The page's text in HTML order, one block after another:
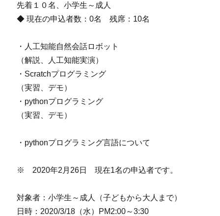
先着１０名、小学生～成人
◆ 現在の申込者数：0名 残席：10名
・人工知能自然会話ロボット
（解説、人工知能実演）
・Scratchプログラミング
（実習、デモ）
・pythonプログラミング
（実習、デモ）
・pythonプログラミング言語について
※ 2020年2月26日 現在1名の申込者です。
対象者：小学生～成人（子どもから大人まで）
日時：2020/3/18（水）PM2:00～3:30